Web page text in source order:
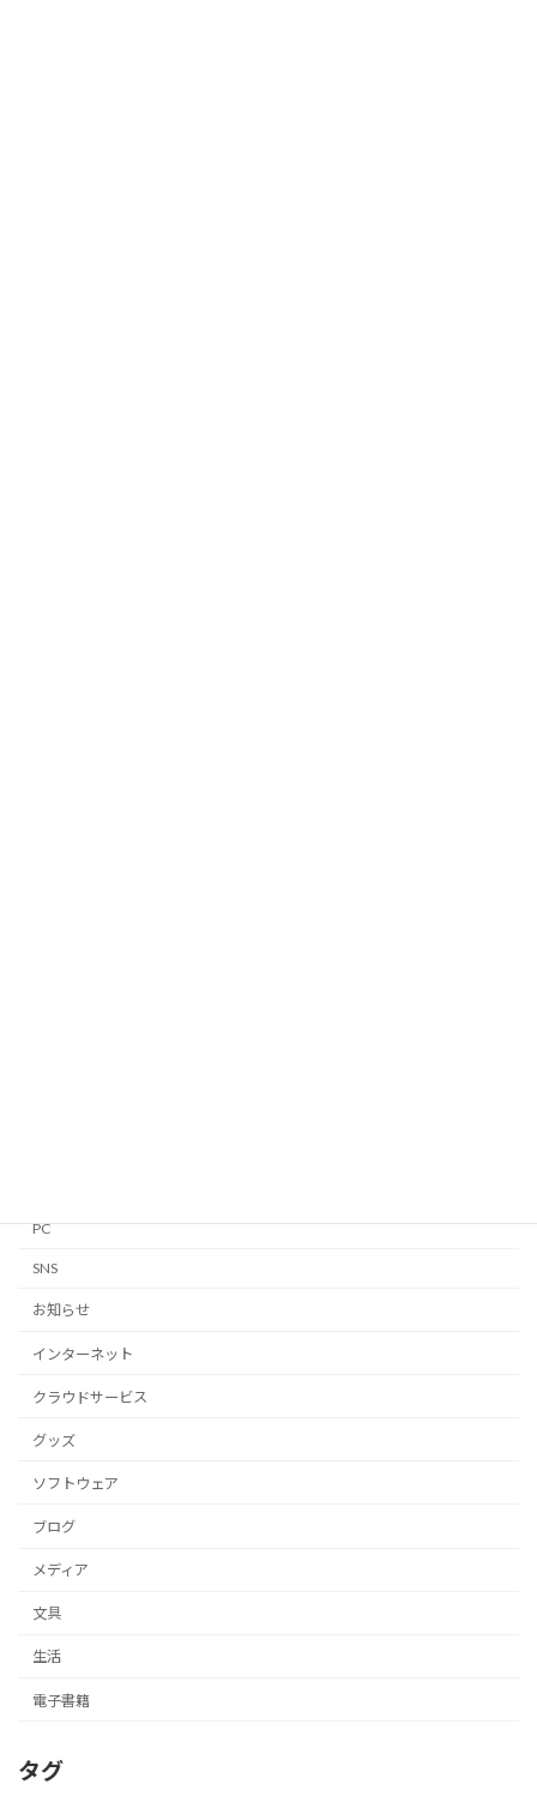
PC
SNS
お知らせ
インターネット
クラウドサービス
グッズ
ソフトウェア
ブログ
メディア
文具
生活
電子書籍
タグ